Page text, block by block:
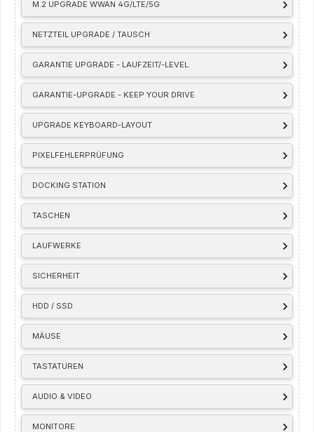
M.2 UPGRADE WWAN 4G/LTE/5G
NETZTEIL UPGRADE / TAUSCH
GARANTIE UPGRADE - LAUFZEIT/-LEVEL
GARANTIE-UPGRADE - KEEP YOUR DRIVE
UPGRADE KEYBOARD-LAYOUT
PIXELFEHLERPRÜFUNG
DOCKING STATION
TASCHEN
LAUFWERKE
SICHERHEIT
HDD / SSD
MÄUSE
TASTATUREN
AUDIO & VIDEO
MONITORE